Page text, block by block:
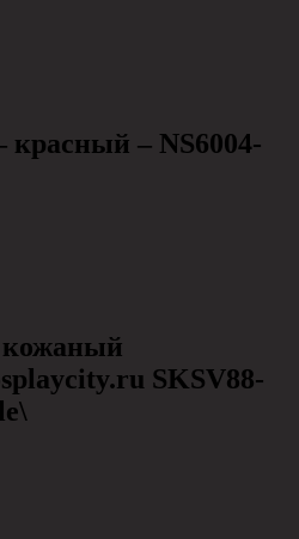
– NS6004-
кожаный
SKSV88-